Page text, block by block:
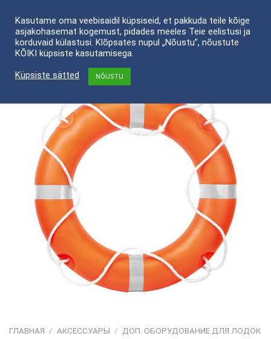
content
ГЛАВНАЯ / АКСЕССУАРЫ / ДОП. ОБОРУДОВАНИЕ ДЛЯ ЛОДОК
Kasutame oma veebisaidil küpsiseid, et pakkuda teile kõige
asjakohasemat kogemust, pidades meeles Teie eelistusi ja
korduvaid külastusi. Klõpsates nupul „Nõustu”, nõustute
KÕIKI küpsiste kasutamisega.
Küpsiste sätted
NÕUSTU